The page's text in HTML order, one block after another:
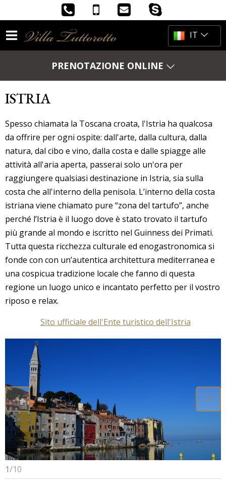
IT
PRENOTAZIONE ONLINE
Data di arrivo
Numero di notti Codice promo
VERIFICA PREZZI
MIGLIOR PREZZO GARANTITO
ISTRIA
Spesso chiamata la Toscana croata, l'Istria ha qualcosa
da offrire per ogni ospite: dall'arte, dalla cultura, dalla
natura, dal cibo e vino, dalla costa e dalle spiagge alle
attività all'aria aperta, passerai solo un'ora per
raggiungere qualsiasi destinazione in Istria, sia sulla
costa che all'interno della penisola. L’interno della costa
istriana viene chiamato pure “zona del tartufo”, anche
perché l’Istria è il luogo dove è stato trovato il tartufo
più grande al mondo e iscritto nel Guinness dei Primati.
Tutta questa ricchezza culturale ed enogastronomica si
fonde con con un’autentica architettura mediterranea e
una cospicua tradizione locale che fanno di questa
regione un luogo unico e incantato perfetto per il vostro
riposo e relax.
Sito ufficiale dell'Ente turistico dell'Istria
1/10